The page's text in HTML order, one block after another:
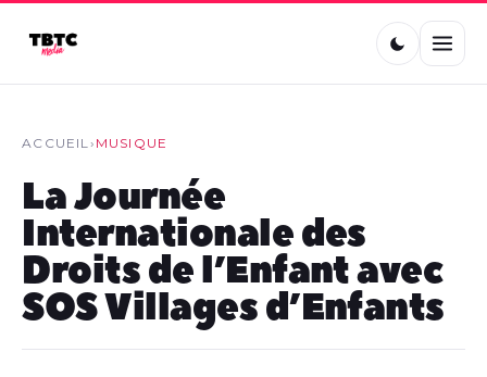
ACCUEIL› MUSIQUE
La Journée
Internationale des
Droits de l’Enfant avec
SOS Villages d’Enfants